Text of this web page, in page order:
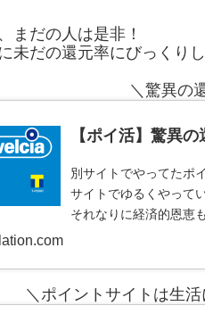
まだの人は是非！
未だの還元率にびっくりし
＼驚異の
【ポイ活】驚異
別サイトでやってたポ
サイトでゆるくやって
それなりに経済的恩恵
＼ポイントサイトは生